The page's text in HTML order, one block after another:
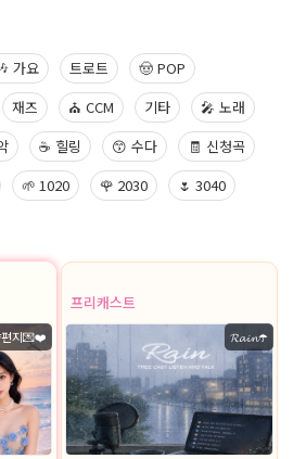
가요 트로트
🤠 POP
재즈 ⛪ CCM 기타
🎤 노래
☕ 힐링 😙 수다
🧾 신청곡
🌱 1020 🌹 2030
🌷 3040
편지💌❤️
프리캐스트
𝓡𝓪𝓲𝓷☂️